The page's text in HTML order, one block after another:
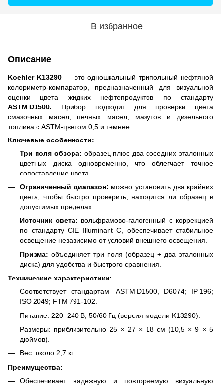
В избранное
Описание
Koehler K13290— это одношкальный трипольный нефтяной
колориметр‑компаратор, предназначенный для визуальной
оценки цвета жидких нефтепродуктов по стандарту
ASTM D1500. Прибор подходит для проверки цвета
смазочных масел, печных масел, мазутов и дизельного
топлива с ASTM‑цветом 0,5 и темнее.
Ключевые особенности:
Три поля обзора: образец плюс два соседних эталонных
цветных диска одновременно, что облегчает точное
сопоставление цвета.
Ограниченный диапазон: можно установить два крайних
цвета, чтобы быстро проверить, находится ли образец в
допустимых пределах.
Источник света: вольфрамово‑галогенный с коррекцией
по стандарту CIE Illuminant C, обеспечивает стабильное
освещение независимо от условий внешнего освещения.
Призма: объединяет три поля (образец + два эталонных
диска) для удобства и быстрого сравнения.
Технические характеристики:
Соответствует стандартам: ASTM D1500, D6074; IP 196;
ISO 2049; FTM 791‑102.
Питание: 220–240 В, 50/60 Гц (версия модели K13290).
Размеры: приблизительно 25 × 27 × 18 см (10,5 × 9 × 5
дюймов).
Вес: около 2,7 кг.
Преимущества:
Обеспечивает надежную и повторяемую визуальную